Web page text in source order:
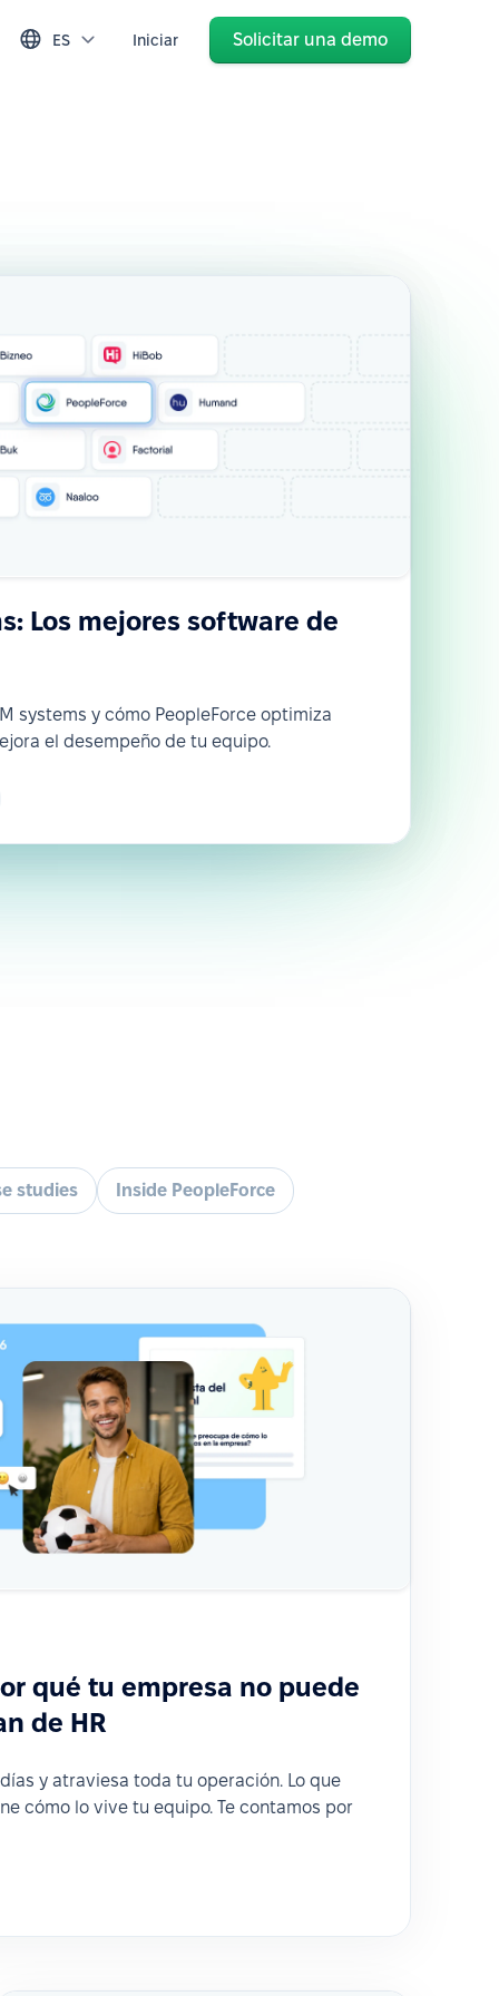
ES Iniciar Solicitar una demo
Los mejores software de
systems y cómo PeopleForce optimiza
el desempeño de tu equipo.
studies Inside PeopleForce
qué tu empresa no puede
de HR
y atraviesa toda tu operación. Lo que
cómo lo vive tu equipo. Te contamos por